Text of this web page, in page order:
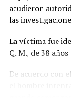
acudieron
las
La víctima fue
Q. M., de 38 años
De acuerdo con